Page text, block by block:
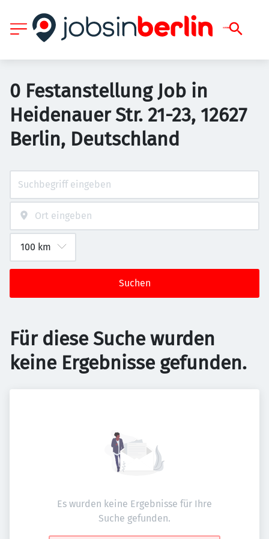
0 Festanstellung Job in
Heidenauer Str. 21-23, 12627
Berlin, Deutschland
Suchen
Für diese Suche wurden
keine Ergebnisse gefunden.
Es wurden keine Ergebnisse für Ihre
Suche gefunden.